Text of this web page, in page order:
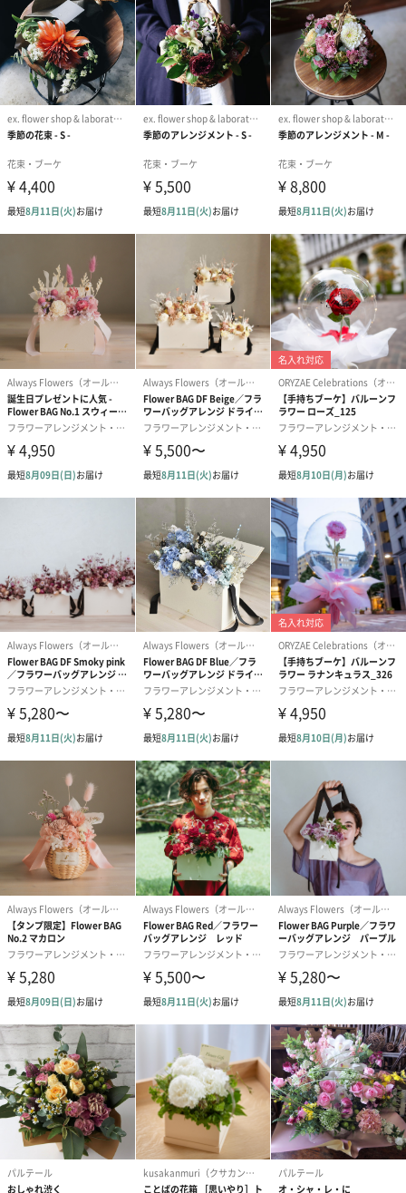
Mサイズは、質感豊かな旬の草花を加え、デザイン性を追求しま
した。お花好きなお母さんにも満足していただける、洗練された
アレンジメントです。
Lサイズ
旬の花材をふんだんに盛り込んだLサイズは、華やかさ満点。大好
きなお母さんへの感謝の気持ちを思いっきり表現できる、特別な
アレンジメントです。
あなたの想いを形に
「Chic（シック）」は、母の日をはじめとした特別な日の贈り物
に最適です。スタイリッシュでありながらも温もりを感じさせる
このフラワーアレンジメントで、大切な人への感謝の気持ちを伝
えましょう。
ex. flower shop & laboratory（イクス フラワーショッ
プ アンド ラボラトリー）
ex. flower shop & laboratory（イクス フラワー ショップ アンド
ラボラトリー）では、
“その時、一番良質な花”を主役に、厳選した素材で花束をお作り
しています。
花やグリーンの相性を考えながら、質感や形にバリエーションを
持たせたデザインは、
普段から花に親しむ方にも、そうでない方にも喜ばれるギフトで
す。
注意事項
花のサイズやボリューム感について
・サイズ感の詳細は、商品詳細の＜サイズ＞をご確認ください。
・写真の角度や、被写体との遠近感覚で実物より大きく、または
小さく見える可能性がございます。
・お花は自然のものです。同じ種類・品種でもサイズやボリュー
ム感に個体差がございます。
可能な限り実物に近くなるよう注意を払っておりますが、サイズ
が多少前後しますこと、予めご了承くださいませ。
花の種類や色合いについて
・写真は全てサンプルです。気候や花の仕入れ状況により、写真